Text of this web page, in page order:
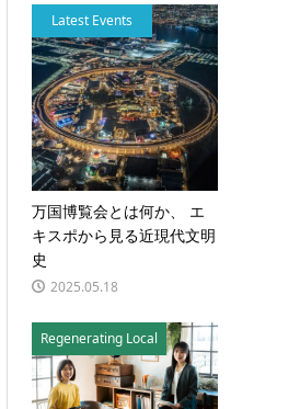
ン」から始めよう：ポストパ
Latest Events
万国博覧会とは何か、 エ
キスポから見る近現代文明
史
2025.05.18
Regenerating Local